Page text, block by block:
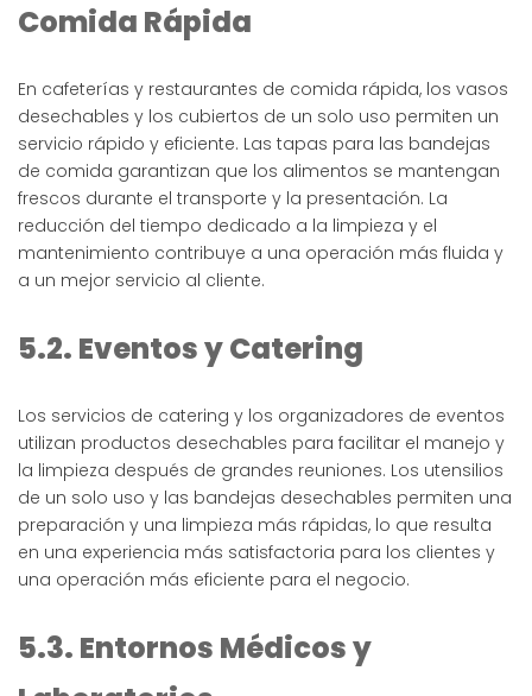
Comida Rápida
En cafeterías y restaurantes de comida rápida, los vasos
desechables y los cubiertos de un solo uso permiten un
servicio rápido y eficiente. Las tapas para las bandejas
de comida garantizan que los alimentos se mantengan
frescos durante el transporte y la presentación. La
reducción del tiempo dedicado a la limpieza y el
mantenimiento contribuye a una operación más fluida y
a un mejor servicio al cliente.
5.2. Eventos y Catering
Los servicios de catering y los organizadores de eventos
utilizan productos desechables para facilitar el manejo y
la limpieza después de grandes reuniones. Los utensilios
de un solo uso y las bandejas desechables permiten una
preparación y una limpieza más rápidas, lo que resulta
en una experiencia más satisfactoria para los clientes y
una operación más eficiente para el negocio.
5.3. Entornos Médicos y